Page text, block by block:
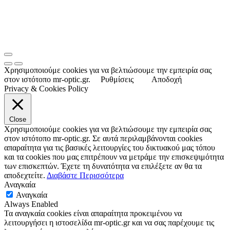
Χρησιμοποιούμε cookies για να βελτιώσουμε την εμπειρία σας
στον ιστότοπο mr-optic.gr.
Ρυθμίσεις
Αποδοχή
Privacy & Cookies Policy
Close
Χρησιμοποιούμε cookies για να βελτιώσουμε την εμπειρία σας
στον ιστότοπο mr-optic.gr. Σε αυτά περιλαμβάνονται cookies
απαραίτητα για τις βασικές λειτουργίες του δικτυακού μας τόπου
και τα cookies που μας επιτρέπουν να μετράμε την επισκεψιμότητα
των επισκεπτών. Έχετε τη δυνατότητα να επιλέξετε αν θα τα
αποδεχτείτε. Διαβάστε Περισσότερα
Αναγκαία
Αναγκαία
Always Enabled
Τα αναγκαία cookies είναι απαραίτητα προκειμένου να
λειτουργήσει η ιστοσελίδα mr-optic.gr και να σας παρέχουμε τις